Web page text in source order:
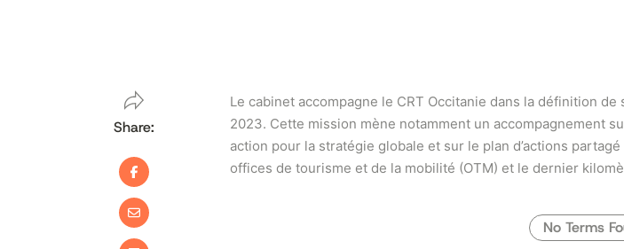
Share:
Le cabinet accompagne le CRT Occitanie dans la définition
2023. Cette mission mène notamment un accompagnement
action pour la stratégie globale et sur le plan d’actions
offices de tourisme et de la mobilité (OTM) et le dernier
No Terms